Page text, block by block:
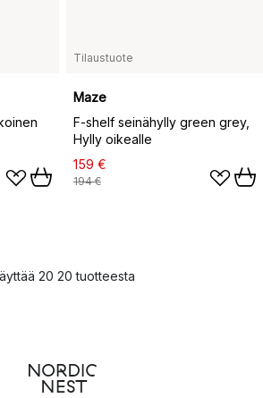
Tilaustuote
Maze
F-shelf seinähylly green grey,
Hylly oikealle
159 €
194 €
20 20 tuotteesta